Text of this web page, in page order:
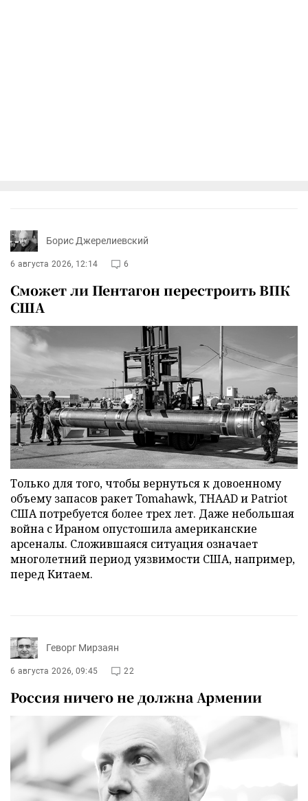
Борис Джерелиевский
6 августа 2026, 12:14 6
Сможет ли Пентагон перестроить ВПК
США
Только для того, чтобы вернуться к довоенному
объему запасов ракет Tomahawk, THAAD и Patriot
США потребуется более трех лет. Даже небольшая
война с Ираном опустошила американские
арсеналы. Сложившаяся ситуация означает
многолетний период уязвимости США, например,
перед Китаем.
Геворг Мирзаян
6 августа 2026, 09:45 22
Россия ничего не должна Армении